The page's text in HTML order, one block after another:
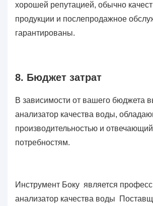
хорошей репутацией, обычно
продукции и послепродажное
гарантированы.
8. Бюджет затрат
В зависимости от вашего бюджета
анализатор качества воды,
производительностью и
потребностям.
Инструмент Боку является
анализатор качества воды